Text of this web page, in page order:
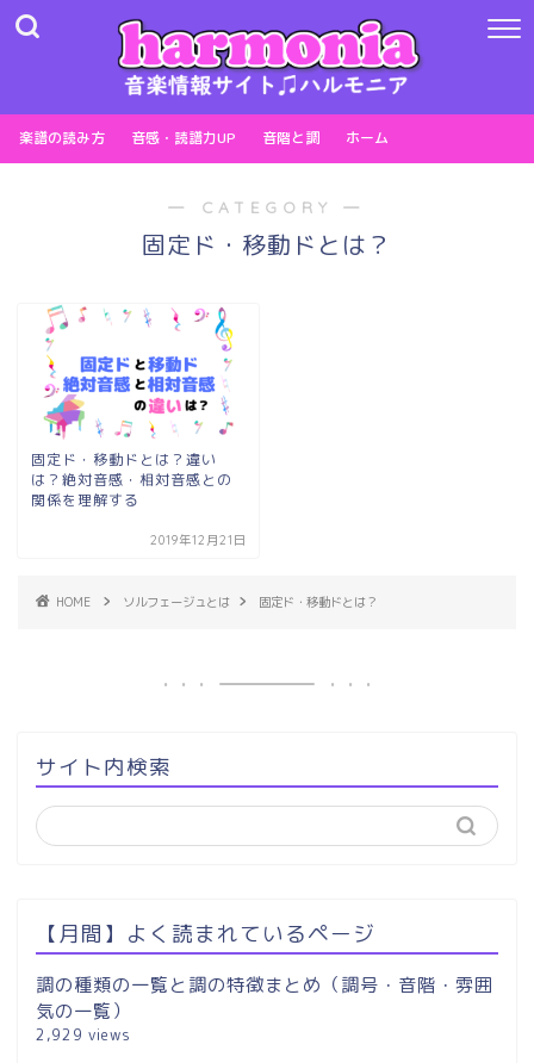
楽譜の読み方 音感・読譜力UP 音階と調 ホーム
― CATEGORY ―
固定ド・移動ドとは？
固定ド・移動ドとは？違い
は？絶対音感・相対音感との
関係を理解する
2019年12月21日
HOME ソルフェージュとは 固定ド・移動ドとは？
サイト内検索
【月間】よく読まれているページ
調の種類の一覧と調の特徴まとめ（調号・音階・雰囲
気の一覧）
2,929 views